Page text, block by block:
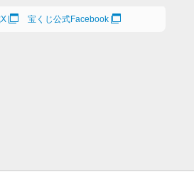
宝くじ公式Facebook